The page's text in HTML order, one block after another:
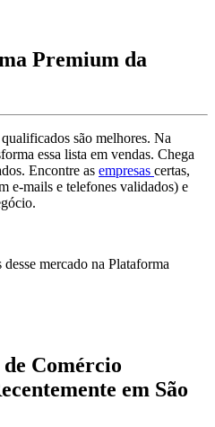
Premium da
são melhores. Na
essa lista em vendas. Chega
Encontre as empresas certas,
e-mails e telefones validados) e
desse mercado na Plataforma
Comércio
em São